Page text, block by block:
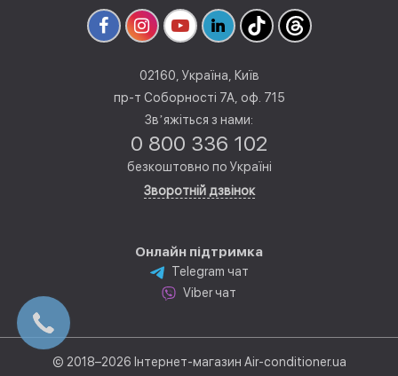
02160, Україна, Київ
пр-т Соборності 7А, оф. 715
Звʼяжіться з нами:
0 800 336 102
безкоштовно по Україні
Зворотній дзвінок
Онлайн підтримка
Telegram чат
Viber чат
© 2018–2026 Інтернет-магазин Air-conditioner.ua